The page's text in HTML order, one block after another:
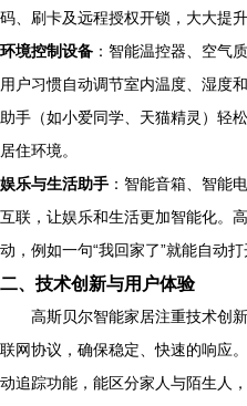
码、刷卡及远程授权开锁，大大提
环境控制设备 ：智能温控器、空气
用户习惯自动调节室内温度、湿度
助手（如小爱同学、天猫精灵）轻
居住环境。
娱乐与生活助手 ：智能音箱、智能
互联，让娱乐和生活更加智能化。
动，例如一句“我回家了”就能自动
二、技术创新与用户体验
高斯贝尔智能家居注重技术创
联网协议，确保稳定、快速的响应
动追踪功能，能区分家人与陌生人